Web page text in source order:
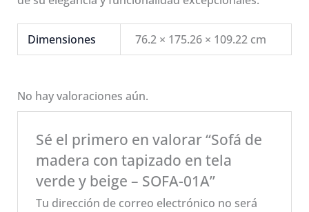
Dimensiones 76.2 × 175.26 × 109.22 cm
No hay valoraciones aún.
Sé el primero en valorar “Sofá de
madera con tapizado en tela
verde y beige – SOFA-01A”
Tu dirección de correo electrónico no será